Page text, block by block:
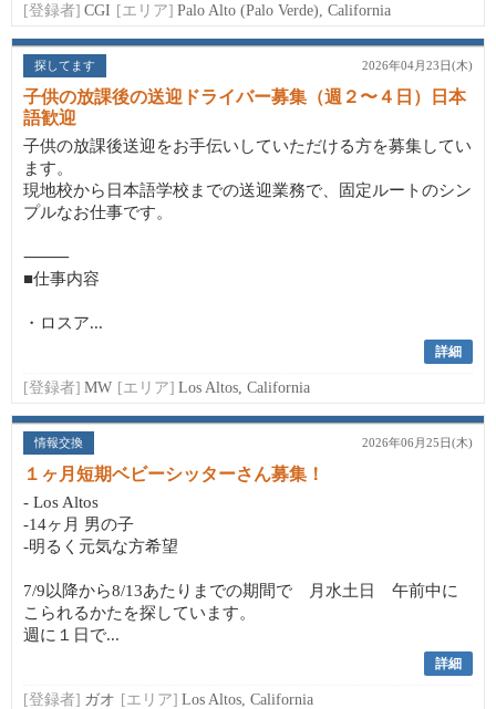
[登録者] CGI [エリア] Palo Alto (Palo Verde), California
探してます 2026年04月23日(木)
子供の放課後の送迎ドライバー募集（週２〜４日）日本
語歓迎
子供の放課後送迎をお手伝いしていただける方を募集してい
ます。
現地校から日本語学校までの送迎業務で、固定ルートのシン
プルなお仕事です。
⸻
■仕事内容
・ロスア...
詳細
[登録者] MW [エリア] Los Altos, California
情報交換 2026年06月25日(木)
１ヶ月短期ベビーシッターさん募集！
- Los Altos
-14ヶ月 男の子
-明るく元気な方希望
7/9以降から8/13あたりまでの期間で 月水土日 午前中に
こられるかたを探しています。
週に１日で...
詳細
[登録者] ガオ [エリア] Los Altos, California